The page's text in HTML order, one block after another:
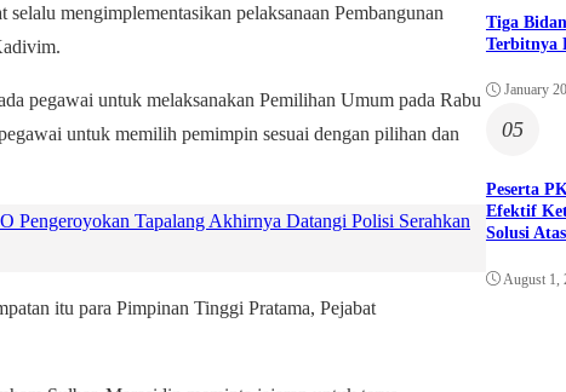
mengimplementasikan pelaksanaan Pembangunan
pegawai untuk melaksanakan Pemilihan Umum pada Rabu
untuk memilih pemimpin sesuai dengan pilihan dan
Pengeroyokan Tapalang Akhirnya Datangi Polisi Serahkan
itu para Pimpinan Tinggi Pratama, Pejabat
Tiga
Terbitnya
January
05
Peserta
Efektif
Solusi
August 1,